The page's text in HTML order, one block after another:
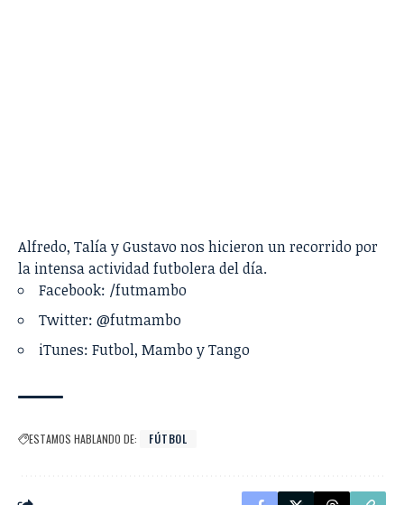
Alfredo, Talía y Gustavo nos hicieron un recorrido por
la intensa actividad futbolera del día.
Facebook: /futmambo
Twitter: @futmambo
iTunes: Futbol, Mambo y Tango
ESTAMOS HABLANDO DE: FÚTBOL